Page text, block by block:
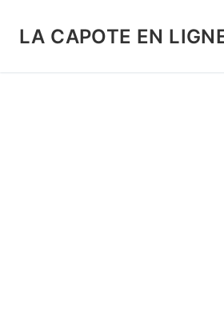
LA CAPOTE EN